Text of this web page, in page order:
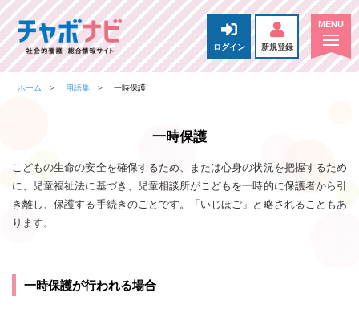
ログイン 新規登録
ホーム 用語集 一時保護
一時保護
こどもの生命の安全を確保するため、または心身の状況を把握するため
に、児童福祉法に基づき、児童相談所がこどもを一時的に保護者から引
き離し、保護する手続きのことです。「いじほご」と略されることもあ
ります。
一時保護が行われる場合